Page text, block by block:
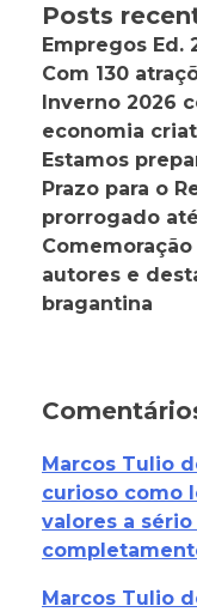
Posts
Empregos Ed.
Com 130
Inverno 2026
economia
Estamos
Prazo para o
prorrogado
autores e
bragantina
Marcos Tulio
curioso como
valores a sério
Marcos Tulio